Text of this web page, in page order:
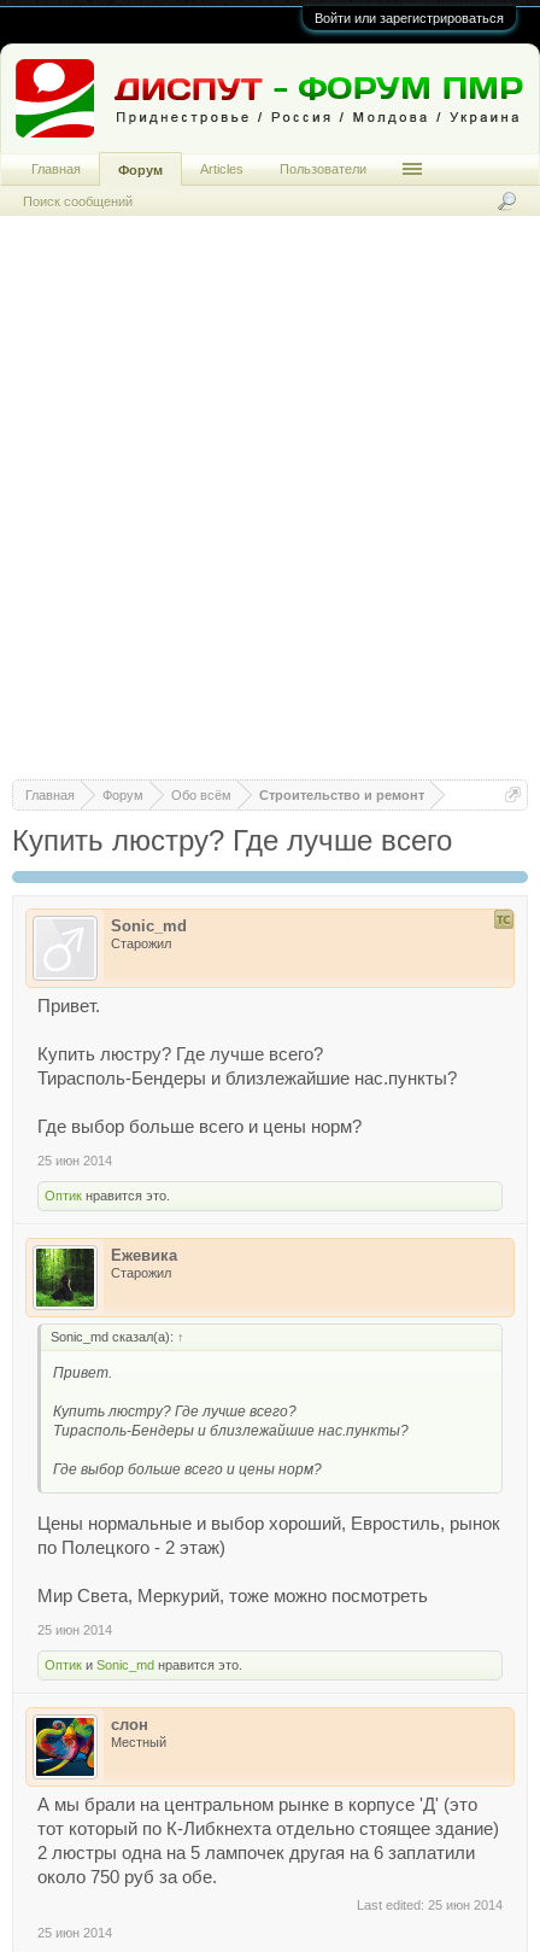
Войти или зарегистрироваться
Главная Форум Обо всём Строительство и ремонт
Купить люстру? Где лучше всего
Sonic_md
Старожил
Привет.
Купить люстру? Где лучше всего?
Тирасполь-Бендеры и близлежайшие нас.пункты?
Где выбор больше всего и цены норм?
25 июн 2014
Оптик нравится это.
Ежевика
Старожил
Sonic_md сказал(а): ↑
Привет.
Купить люстру? Где лучше всего?
Тирасполь-Бендеры и близлежайшие нас.пункты?
Где выбор больше всего и цены норм?
Цены нормальные и выбор хороший, Евростиль, рынок
по Полецкого - 2 этаж)
Мир Света, Меркурий, тоже можно посмотреть
25 июн 2014
Оптик и Sonic_md нравится это.
слон
Местный
А мы брали на центральном рынке в корпусе 'Д' (это
тот который по К-Либкнехта отдельно стоящее здание)
2 люстры одна на 5 лампочек другая на 6 заплатили
около 750 руб за обе.
Last edited: 25 июн 2014
25 июн 2014
Главная Форум
Поиск сообщений
Articles Пользователи